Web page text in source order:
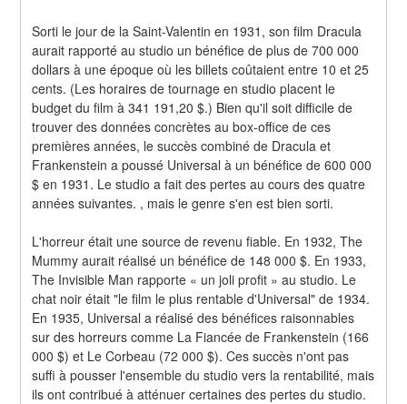
Sorti le jour de la Saint-Valentin en 1931, son film Dracula
aurait rapporté au studio un bénéfice de plus de 700 000
dollars à une époque où les billets coûtaient entre 10 et 25
cents. (Les horaires de tournage en studio placent le
budget du film à 341 191,20 $.) Bien qu'il soit difficile de
trouver des données concrètes au box-office de ces
premières années, le succès combiné de Dracula et
Frankenstein a poussé Universal à un bénéfice de 600 000
$ en 1931. Le studio a fait des pertes au cours des quatre
années suivantes. , mais le genre s'en est bien sorti.
L'horreur était une source de revenu fiable. En 1932, The
Mummy aurait réalisé un bénéfice de 148 000 $. En 1933,
The Invisible Man rapporte « un joli profit » au studio. Le
chat noir était "le film le plus rentable d'Universal" de 1934.
En 1935, Universal a réalisé des bénéfices raisonnables
sur des horreurs comme La Fiancée de Frankenstein (166
000 $) et Le Corbeau (72 000 $). Ces succès n'ont pas
suffi à pousser l'ensemble du studio vers la rentabilité, mais
ils ont contribué à atténuer certaines des pertes du studio.